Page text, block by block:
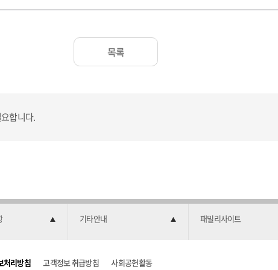
목록
합니다.
기타안내 패밀리사이트
처리방침 고객정보 취급방침 사회공헌활동